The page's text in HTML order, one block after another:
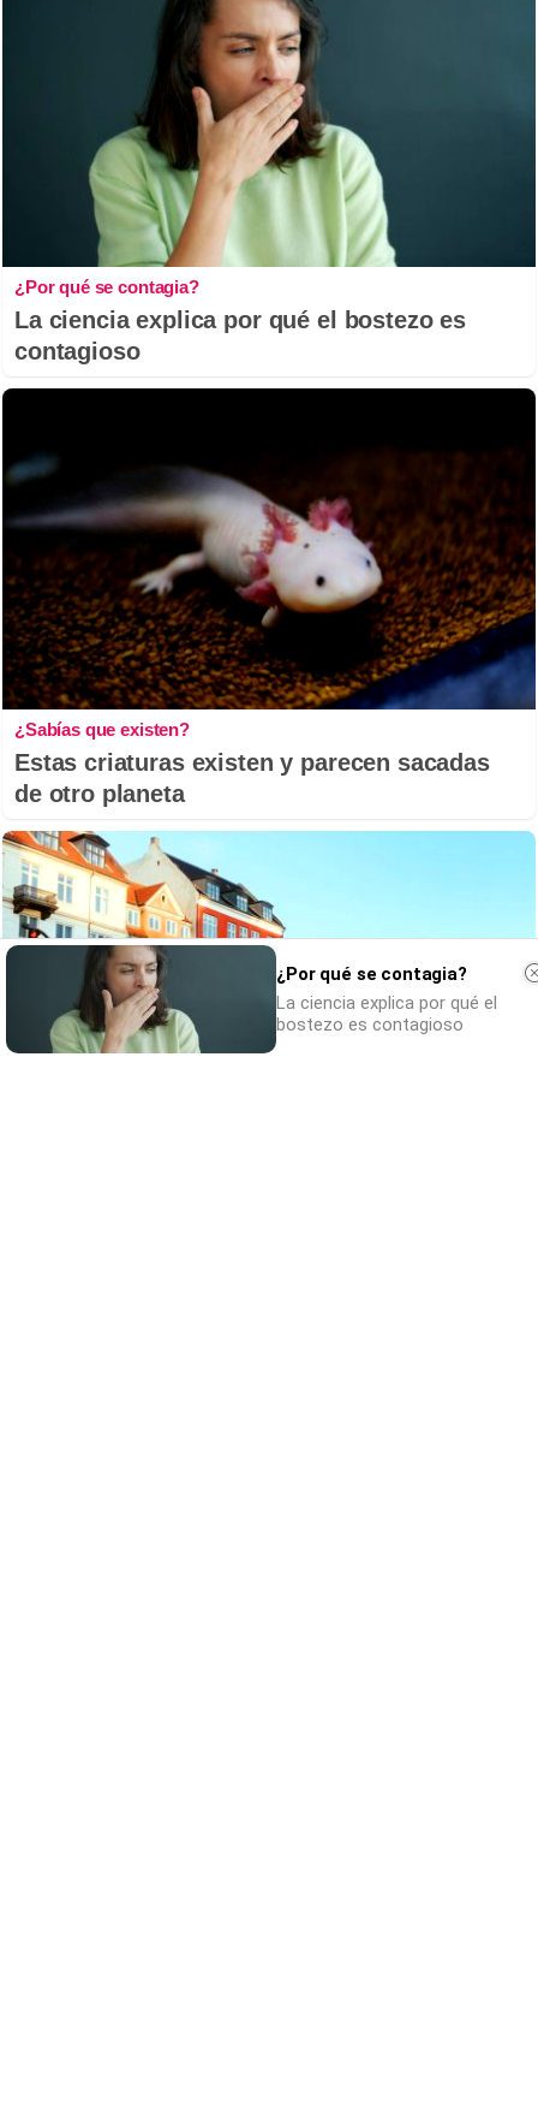
¿Por qué se contagia?
La ciencia explica por qué el bostezo es
contagioso
¿Sabías que existen?
Estas criaturas existen y parecen sacadas
de otro planeta
¿Por qué se contagia?
La ciencia explica por qué el
bostezo es contagioso